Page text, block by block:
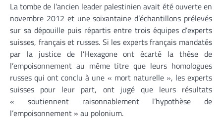
La tombe de l’ancien leader palestinien avait été ouverte en
novembre 2012 et une soixantaine d’échantillons prélevés
sur sa dépouille puis répartis entre trois équipes d’experts
suisses, français et russes. Si les experts français mandatés
par la justice de l’Hexagone ont écarté la thèse de
l’empoisonnement au même titre que leurs homologues
russes qui ont conclu à une « mort naturelle », les experts
suisses pour leur part, ont jugé que leurs résultats
« soutiennent raisonnablement l’hypothèse de
l’empoisonnement » au polonium.